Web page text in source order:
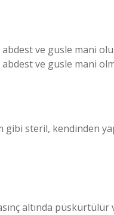
ve gusle mani olur
ve gusle mani
steril, kendinden
altında püskürtülür